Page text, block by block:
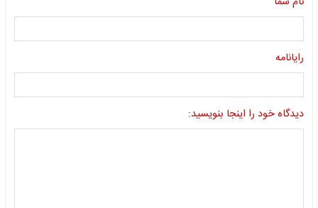
رایانامه
دیدگاه خود را اینجا بنویسید: